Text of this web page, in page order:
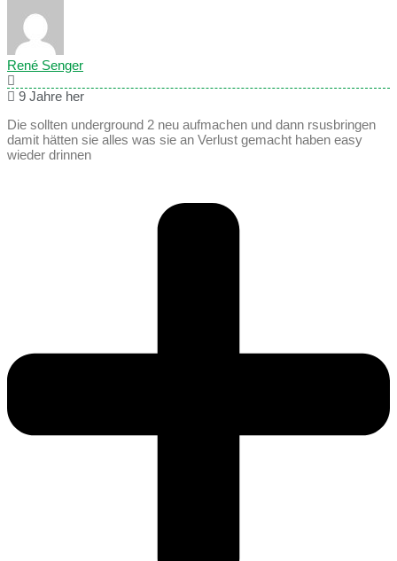
René Senger
9 Jahre her
Die sollten underground 2 neu aufmachen und dann rsusbringen
damit hätten sie alles was sie an Verlust gemacht haben easy
wieder drinnen